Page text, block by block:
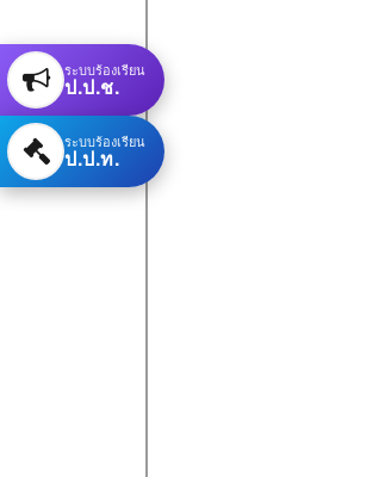
ระบบร้องเรียน
ป.ป.ช.
ระบบร้องเรียน
ป.ป.ท.